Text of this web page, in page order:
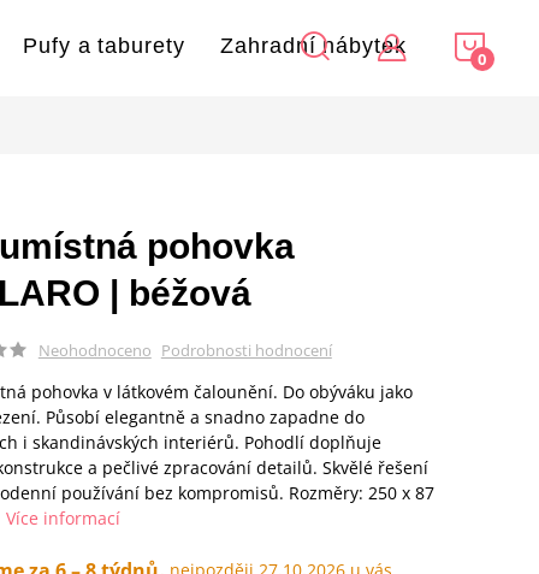
Pufy a taburety Zahradní nábytek
pohovka
| béžová
Neohodnoceno Podrobnosti hodnocení
pohovka v látkovém čalounění. Do obýváku jako
Působí elegantně a snadno zapadne do
i skandinávských interiérů. Pohodlí doplňuje
a pečlivé zpracování detailů. Skvělé řešení
používání bez kompromisů. Rozměry: 250 x 87
Více informací